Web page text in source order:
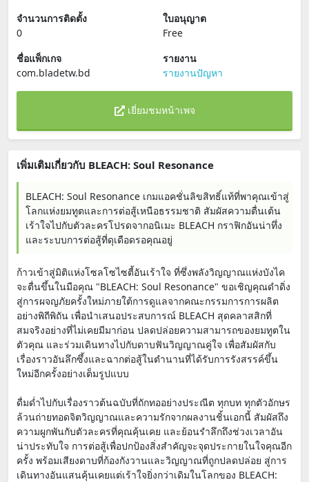
จำนวนการติดตั้ง
0
ใบอนุญาต
Free
ชื่อแพ็กเกจ
com.bladetw.bd
รายงาน
รายงานปัญหา
เยี่ยมชมหน้าเพจ
เพิ่มเติมเกี่ยวกับ BLEACH: Soul Resonance
BLEACH: Soul Resonance เกมแอคชั่นลิขสิทธิ์แท้ที่พาคุณเข้าสู่
โลกแห่งยมทูตและการต่อสู้เหนือธรรมชาติ สัมผัสความตื่นเต้น
เร้าใจไปกับตัวละครโปรดจากอนิเมะ BLEACH กราฟิกอันน่าทึ่ง
และระบบการต่อสู้ที่ดุเดือดรอคุณอยู่
ก้าวเข้าสู่มิติแห่งโซลโซไซตี้อันเร้าใจ ที่ซึ่งพลังวิญญาณแห่งบังไค
จะตื่นขึ้นในมือคุณ "BLEACH: Soul Resonance" ขอเชิญคุณดำดิ่ง
สู่การผจญภัยครั้งใหม่ภายใต้การดูแลจากคณะกรรมการการผลิต
อย่างพิถีพิถัน เพื่อนำเสนอประสบการณ์ BLEACH สุดคลาสสิกที่
สมจริงอย่างที่ไม่เคยมีมาก่อน ปลดปล่อยความสามารถของยมทูตใน
ตัวคุณ และร่วมเดินทางไปกับดาบฟันวิญญาณคู่ใจ เพื่อสัมผัสกับ
เรื่องราวอันลึกซึ้งและฉากต่อสู้ในตำนานที่ได้รับการรังสรรค์ขึ้น
ใหม่อีกครั้งอย่างเต็มรูปแบบ
ดื่มด่ำไปกับเรื่องราวต้นฉบับที่ถักทออย่างประณีต ทุกบท ทุกตัวอักษร
ล้วนถ่ายทอดจิตวิญญาณและความรักจากผลงานชิ้นเอกนี้ สัมผัสถึง
ความผูกพันกับตัวละครที่คุณคุ้นเคย และย้อนรำลึกถึงช่วงเวลาอัน
น่าประทับใจ การต่อสู้เพื่อปกป้องสิ่งสำคัญจะจุดประกายในใจคุณอีก
ครั้ง พร้อมเสียงดาบที่ก้องกังวานและวิญญาณที่ถูกปลดปล่อย สู่การ
เดินทางอันแสนคุ้นเคยแต่เร้าใจยิ่งกว่าเดิมในโลกของ BLEACH: